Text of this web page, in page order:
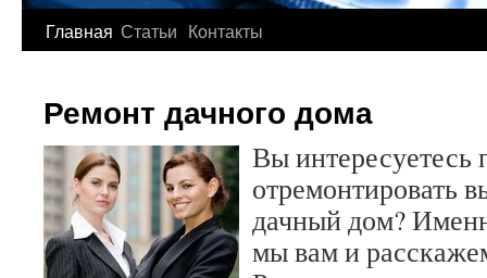
Главная Статьи Контакты
Ремонт дачного дома
Вы интересуетесь
отремонтировать
дачный дом?
мы вам и